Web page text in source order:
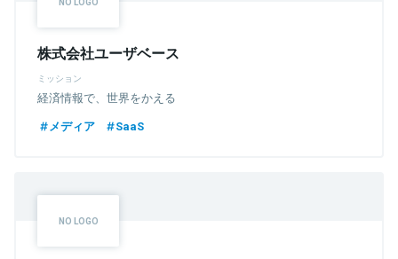
株式会社ユーザベース
ミッション
経済情報で、世界をかえる
メディア
SaaS